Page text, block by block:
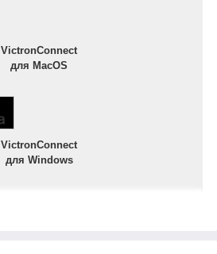
VictronConnect
для MacOS
VictronConnect
для Windows